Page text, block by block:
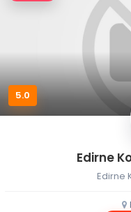
5.0
Edirne
Edirne